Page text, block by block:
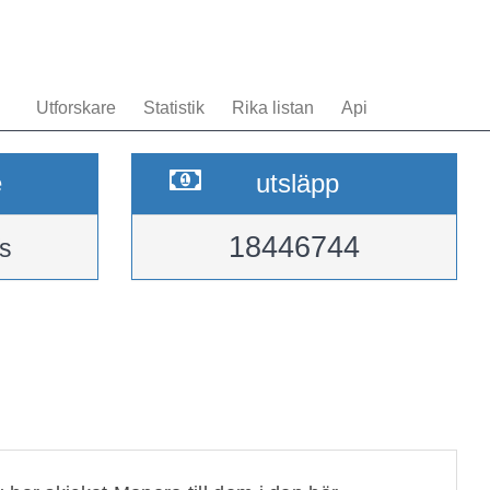
Utforskare Statistik Rika listan Api
utsläpp
18446744